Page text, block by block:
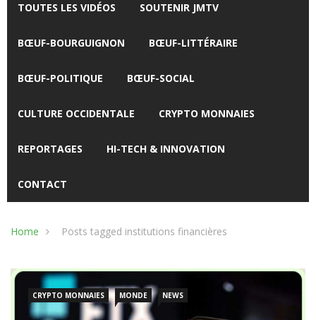
TOUTES LES VIDÉOS SOUTENIR JMTV
BŒUF-BOURGUIGNON BŒUF-LITTÉRAIRE
BŒUF-POLITIQUE BŒUF-SOCIAL
CULTURE OCCIDENTALE CRYPTO MONNAIES
REPORTAGES HI-TECH & INNOVATION
CONTACT
Home Posts tagged institutions financières
CRYPTO MONNAIES MONDE NEWS